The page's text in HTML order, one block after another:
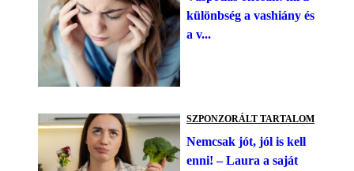
különbség a vashiány és
a v...
SZPONZORÁLT TARTALOM
Nemcsak jót, jól is kell
enni! – Laura a saját